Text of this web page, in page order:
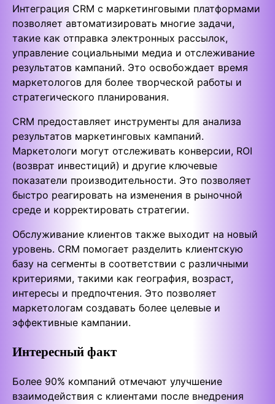
Интеграция CRM с маркетинговыми платформами
позволяет автоматизировать многие задачи,
такие как отправка электронных рассылок,
управление социальными медиа и отслеживание
результатов кампаний. Это освобождает время
маркетологов для более творческой работы и
стратегического планирования.
CRM предоставляет инструменты для анализа
результатов маркетинговых кампаний.
Маркетологи могут отслеживать конверсии, ROI
(возврат инвестиций) и другие ключевые
показатели производительности. Это позволяет
быстро реагировать на изменения в рыночной
среде и корректировать стратегии.
Обслуживание клиентов также выходит на новый
уровень. CRM помогает разделить клиентскую
базу на сегменты в соответствии с различными
критериями, такими как география, возраст,
интересы и предпочтения. Это позволяет
маркетологам создавать более целевые и
эффективные кампании.
Интересный факт
Более 90% компаний отмечают улучшение
взаимодействия с клиентами после внедрения